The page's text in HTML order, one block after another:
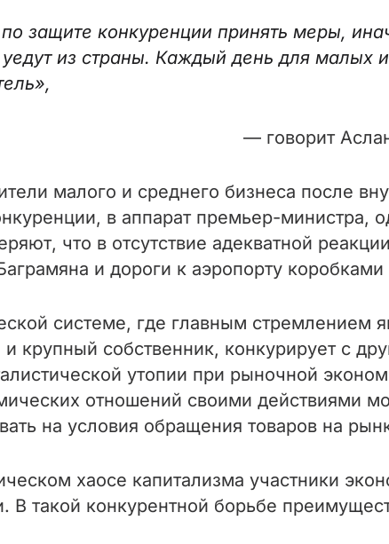
защите конкуренции принять меры,
уедут из страны. Каждый день для
,
— говорит
малого и среднего бизнеса после
в аппарат премьер-министра,
что в отсутствие адекватной
и дороги к аэропорту
системе, где главным стремлением
крупный собственник, конкурирует с
утопии при рыночной
отношений своими действиями
на условия обращения товаров на
хаосе капитализма участники
такой конкурентной борьбе